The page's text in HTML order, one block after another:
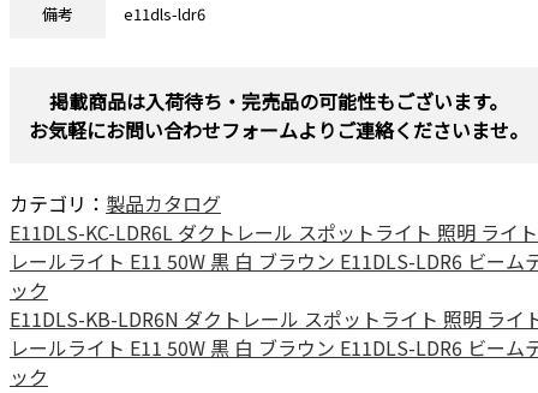
備考 e11dls-ldr6
掲載商品は入荷待ち・完売品の可能性もございます。
お気軽にお問い合わせフォームよりご連絡くださいませ。
カテゴリ： 製品カタログ
E11DLS-KC-LDR6L ダクトレール スポットライト 照明 ライト
レールライト E11 50W 黒 白 ブラウン E11DLS-LDR6 ビーム
ック
E11DLS-KB-LDR6N ダクトレール スポットライト 照明 ライ
レールライト E11 50W 黒 白 ブラウン E11DLS-LDR6 ビーム
ック